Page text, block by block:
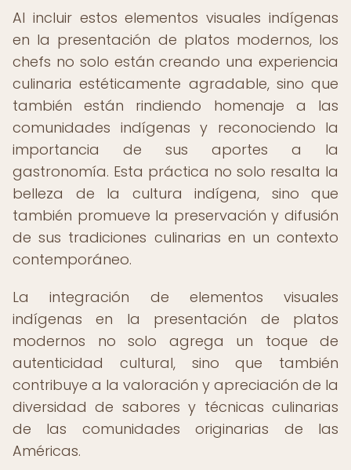
Al incluir estos elementos visuales indígenas
en la presentación de platos modernos, los
chefs no solo están creando una experiencia
culinaria estéticamente agradable, sino que
también están rindiendo homenaje a las
comunidades indígenas y reconociendo la
importancia de sus aportes a la
gastronomía. Esta práctica no solo resalta la
belleza de la cultura indígena, sino que
también promueve la preservación y difusión
de sus tradiciones culinarias en un contexto
contemporáneo.
La integración de elementos visuales
indígenas en la presentación de platos
modernos no solo agrega un toque de
autenticidad cultural, sino que también
contribuye a la valoración y apreciación de la
diversidad de sabores y técnicas culinarias
de las comunidades originarias de las
Américas.